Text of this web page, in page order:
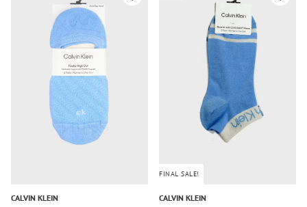
CALVIN KLEIN
FINAL SALE!
CALVIN KLEIN